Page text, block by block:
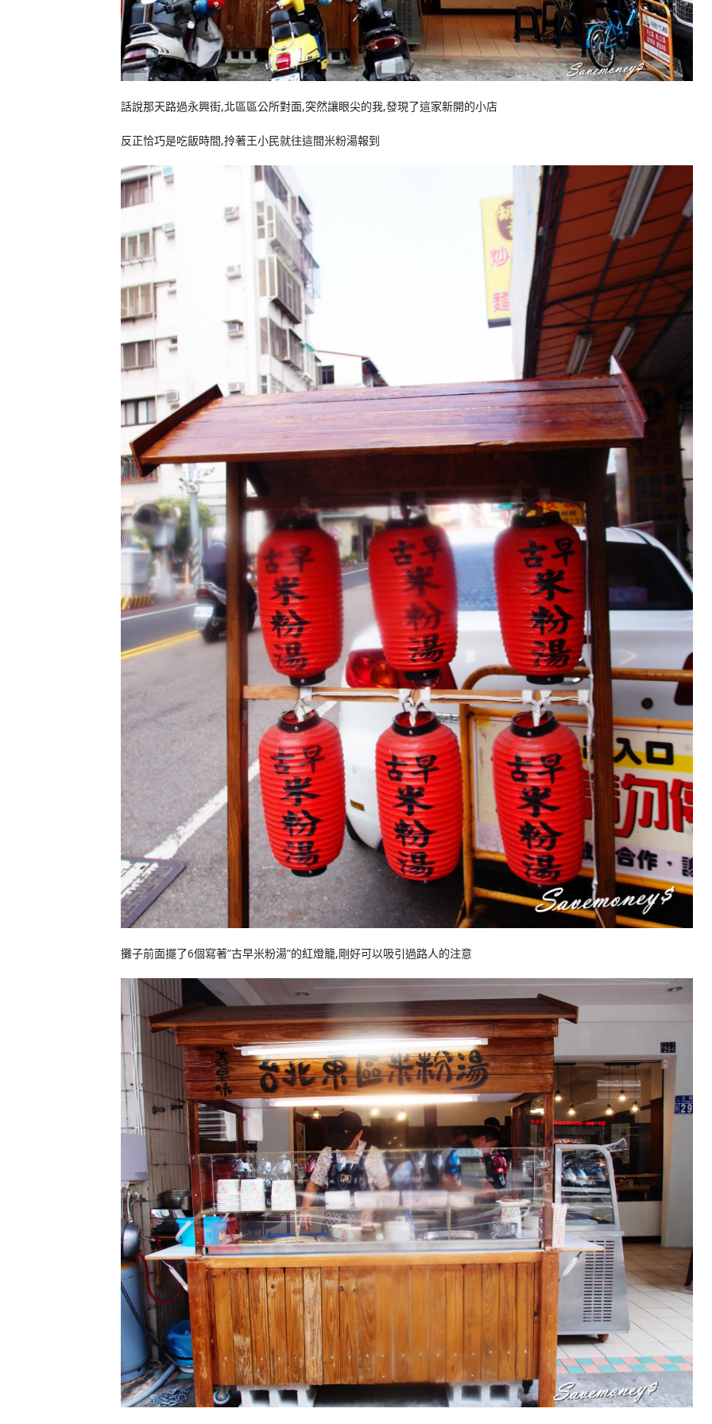
話說那天路過永興街,北區區公所對面,突然讓眼尖的我,發現了這家新開的小店
反正恰巧是吃飯時間,拎著王小民就往這間米粉湯報到
攤子前面擺了6個寫著”古早米粉湯”的紅燈籠,剛好可以吸引過路人的注意